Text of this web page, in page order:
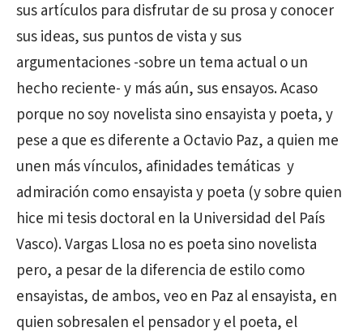
sus artículos para disfrutar de su prosa y conocer
sus ideas, sus puntos de vista y sus
argumentaciones -sobre un tema actual o un
hecho reciente- y más aún, sus ensayos. Acaso
porque no soy novelista sino ensayista y poeta, y
pese a que es diferente a Octavio Paz, a quien me
unen más vínculos, afinidades temáticas y
admiración como ensayista y poeta (y sobre quien
hice mi tesis doctoral en la Universidad del País
Vasco). Vargas Llosa no es poeta sino novelista
pero, a pesar de la diferencia de estilo como
ensayistas, de ambos, veo en Paz al ensayista, en
quien sobresalen el pensador y el poeta, el